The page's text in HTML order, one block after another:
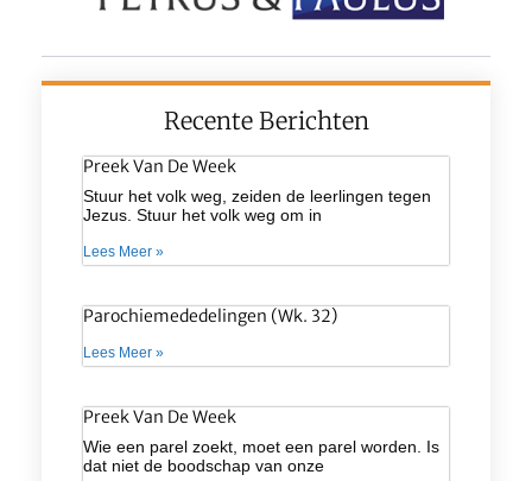
Recente Berichten
Preek Van De Week
Stuur het volk weg, zeiden de leerlingen tegen
Jezus. Stuur het volk weg om in
Lees Meer »
Parochiemededelingen (wk. 32)
Lees Meer »
Preek Van De Week
Wie een parel zoekt, moet een parel worden. Is
dat niet de boodschap van onze